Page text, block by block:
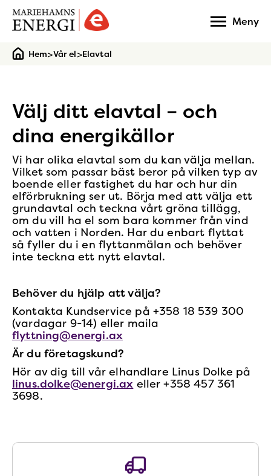
Gå
till
Meny
Hem>Vår el>Elavtal
Välj ditt elavtal – och
dina energikällor
Vi har olika elavtal som du kan välja mellan.
Vilket som passar bäst beror på vilken typ av
boende eller fastighet du har och hur din
elförbrukning ser ut. Börja med att välja ett
grundavtal och teckna vårt gröna tillägg,
om du vill ha el som bara kommer från vind
och vatten i Norden. Har du enbart flyttat
så fyller du i en flyttanmälan och behöver
inte teckna ett nytt elavtal.
Behöver du hjälp att välja?
Kontakta Kundservice på +358 18 539 300
(vardagar 9-14) eller maila
flyttning@energi.ax
Är du företagskund?
Hör av dig till vår elhandlare Linus Dolke på
linus.dolke@energi.ax eller +358 457 361
3698.